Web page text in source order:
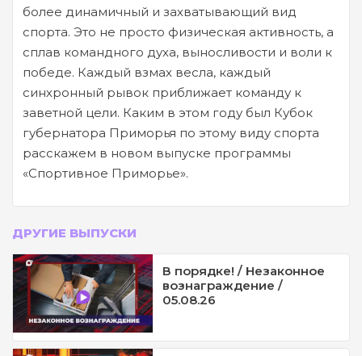
более динамичный и захватывающий вид
спорта. Это не просто физическая активность, а
сплав командного духа, выносливости и воли к
победе. Каждый взмах весла, каждый
синхронный рывок приближает команду к
заветной цели. Каким в этом году был Кубок
губернатора Приморья по этому виду спорта
расскажем в новом выпуске программы
«Спортивное Приморье».
ДРУГИЕ ВЫПУСКИ
В порядке! / Незаконное
вознаграждение /
05.08.26